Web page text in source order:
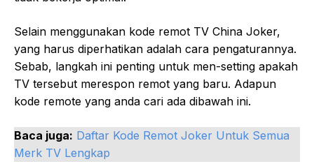
Selain menggunakan kode remot TV China Joker,
yang harus diperhatikan adalah cara pengaturannya.
Sebab, langkah ini penting untuk men-setting apakah
TV tersebut merespon remot yang baru. Adapun
kode remote yang anda cari ada dibawah ini.
Baca juga: Daftar Kode Remot Joker Untuk Semua
Merk TV Lengkap